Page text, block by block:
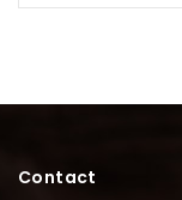
Contact